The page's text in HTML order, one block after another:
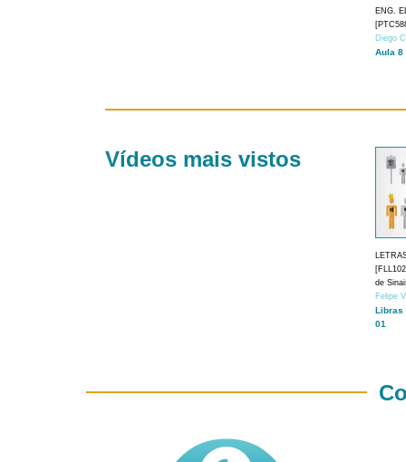
ENG.
Diego
Aula 8
Vídeos mais vistos
de
Felipe
Libras
01